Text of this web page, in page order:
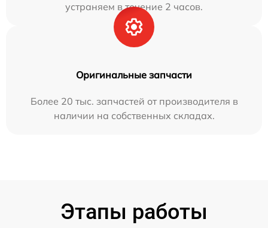
устраняем в течение 2 часов.
Оригинальные запчасти
Более 20 тыс. запчастей от производителя в
наличии на собственных складах.
Этапы работы